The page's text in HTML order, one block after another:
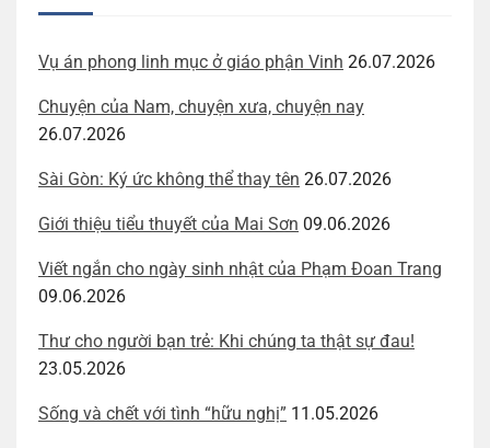
Vụ án phong linh mục ở giáo phận Vinh 26.07.2026
Chuyện của Nam, chuyện xưa, chuyện nay
26.07.2026
Sài Gòn: Ký ức không thể thay tên 26.07.2026
Giới thiệu tiểu thuyết của Mai Sơn 09.06.2026
Viết ngắn cho ngày sinh nhật của Phạm Đoan Trang
09.06.2026
Thư cho người bạn trẻ: Khi chúng ta thật sự đau!
23.05.2026
Sống và chết với tình “hữu nghị” 11.05.2026